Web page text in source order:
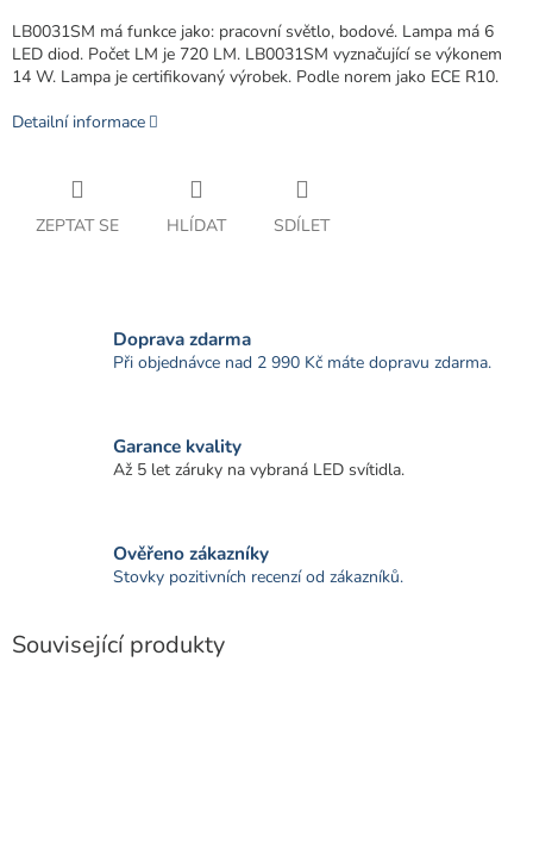
LB0031SM má funkce jako: pracovní světlo, bodové. Lampa má 6
LED diod. Počet LM je 720 LM. LB0031SM vyznačující se výkonem
14 W. Lampa je certifikovaný výrobek. Podle norem jako ECE R10.
Detailní informace
ZEPTAT SE HLÍDAT SDÍLET
Doprava zdarma
Při objednávce nad 2 990 Kč máte dopravu zdarma.
Garance kvality
Až 5 let záruky na vybraná LED svítidla.
Ověřeno zákazníky
Stovky pozitivních recenzí od zákazníků.
Související produkty